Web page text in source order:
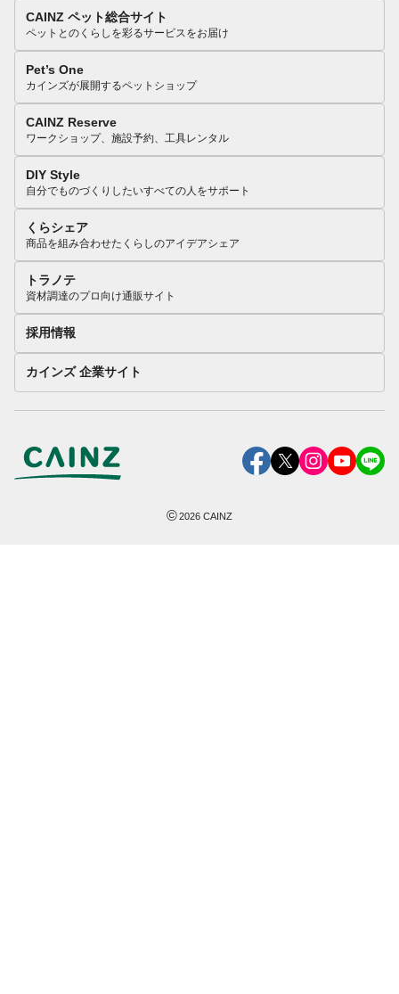
CAINZ ペット総合サイト
ペットとのくらしを彩るサービスをお届け
Pet’s One
カインズが展開するペットショップ
CAINZ Reserve
ワークショップ、施設予約、工具レンタル
DIY Style
自分でものづくりしたいすべての人をサポート
くらシェア
商品を組み合わせたくらしのアイデアシェア
トラノテ
資材調達のプロ向け通販サイト
採用情報
カインズ 企業サイト
©2026 CAINZ